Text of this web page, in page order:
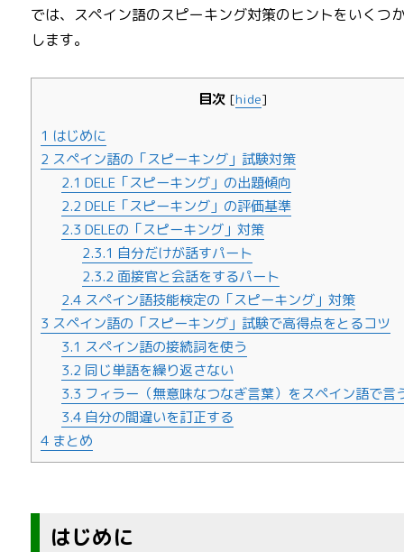
では、スペイン語のスピーキング対策のヒントをいくつ
します。
目次 [hide]
1 はじめに
2 スペイン語の「スピーキング」試験対策
2.1 DELE「スピーキング」の出題傾向
2.2 DELE「スピーキング」の評価基準
2.3 DELEの「スピーキング」対策
2.3.1 自分だけが話すパート
2.3.2 面接官と会話をするパート
2.4 スペイン語技能検定の「スピーキング」対策
3 スペイン語の「スピーキング」試験で高得点をとるコツ
3.1 スペイン語の接続詞を使う
3.2 同じ単語を繰り返さない
3.3 フィラー（無意味なつなぎ言葉）をスペイン語で言
3.4 自分の間違いを訂正する
4 まとめ
はじめに